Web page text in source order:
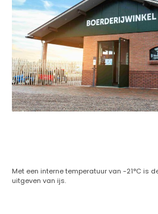
Met een interne temperatuur van -21°C is
uitgeven van ijs.